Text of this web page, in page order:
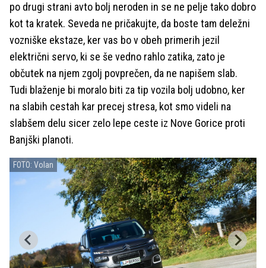
po drugi strani avto bolj neroden in se ne pelje tako dobro
kot ta kratek. Seveda ne pričakujte, da boste tam deležni
vozniške ekstaze, ker vas bo v obeh primerih jezil
električni servo, ki se še vedno rahlo zatika, zato je
občutek na njem zgolj povprečen, da ne napišem slab.
Tudi blaženje bi moralo biti za tip vozila bolj udobno, ker
na slabih cestah kar precej stresa, kot smo videli na
slabšem delu sicer zelo lepe ceste iz Nove Gorice proti
Banjški planoti.
FOTO: Volan